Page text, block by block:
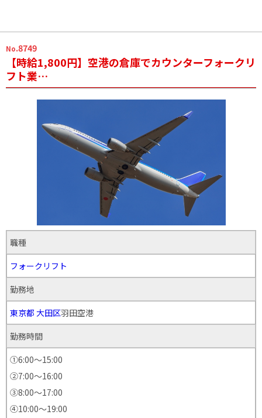
No.8749
【時給1,800円】空港の倉庫でカウンターフォークリ
フト業…
職種
フォークリフト
勤務地
東京都 大田区羽田空港
勤務時間
①6:00～15:00
②7:00～16:00
③8:00～17:00
④10:00〜19:00